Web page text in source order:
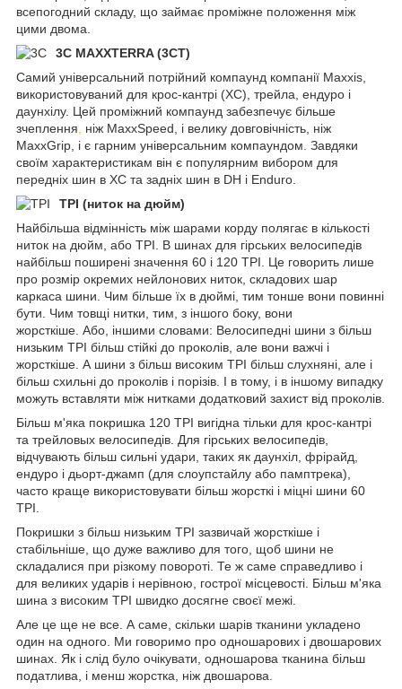
всепогодний складу, що займає проміжне положення між
цими двома.
3C MAXXTERRA (3CT)
Самий універсальний потрійний компаунд компанії Maxxis,
використовуваний для крос-кантрі (XC), трейла, ендуро і
даунхілу. Цей проміжний компаунд забезпечує більше
зчеплення, ніж MaxxSpeed, і велику довговічність, ніж
MaxxGrip, і є гарним універсальним компаундом. Завдяки
своїм характеристикам він є популярним вибором для
передніх шин в XC та задніх шин в DH і Enduro.
TPI (ниток на дюйм)
Найбільша відмінність між шарами корду полягає в кількості
ниток на дюйм, або TPI. В шинах для гірських велосипедів
найбільш поширені значення 60 і 120 TPI. Це говорить лише
про розмір окремих нейлонових ниток, складових шар
каркаса шини. Чим більше їх в дюймі, тим тонше вони повинні
бути. Чим товщі нитки, тим, з іншого боку, вони
жорсткіше. Або, іншими словами: Велосипедні шини з більш
низьким TPI більш стійкі до проколів, але вони важчі і
жорсткіше. А шини з більш високим TPI більш слухняні, але і
більш схильні до проколів і порізів. І в тому, і в іншому випадку
можуть вставляти між нитками додатковий захист від проколів.
Більш м'яка покришка 120 TPI вигідна тільки для крос-кантрі
та трейловых велосипедів. Для гірських велосипедів,
відчувають більш сильні удари, таких як даунхіл, фрірайд,
ендуро і дьорт-джамп (для слоупстайлу або памптрека),
часто краще використовувати більш жорсткі і міцні шини 60
TPI.
Покришки з більш низьким TPI зазвичай жорсткіше і
стабільніше, що дуже важливо для того, щоб шини не
складалися при різкому повороті. Те ж саме справедливо і
для великих ударів і нерівною, гострої місцевості. Більш м'яка
шина з високим TPI швидко досягне своєї межі.
Але це ще не все. А саме, скільки шарів тканини укладено
один на одного. Ми говоримо про одношарових і двошарових
шинах. Як і слід було очікувати, одношарова тканина більш
податлива, і менш жорстка, ніж двошарова.